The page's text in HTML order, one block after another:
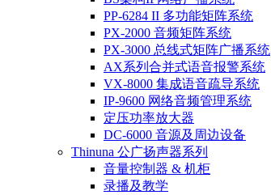
PP-6284 II 多功能矩阵系统
PX-2000 音频矩阵系统
PX-3000 总线式矩阵广播系统
AX系列合并式语音报警系统
VX-8000 集成语音疏导系统
IP-9600 网络音频管理系统
定压功率放大器
DC-6000 音源及周边设备
Thinuna 公广扬声器系列
音量控制器 & 机柜
录播及教学